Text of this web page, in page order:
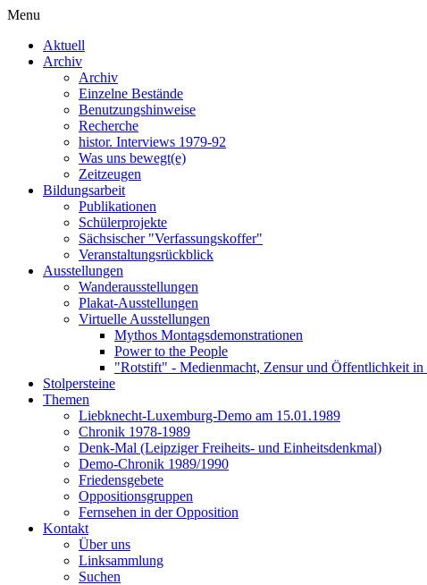
Menu
Aktuell
Archiv
Archiv
Einzelne Bestände
Benutzungshinweise
Recherche
histor. Interviews 1979-92
Was uns bewegt(e)
Zeitzeugen
Bildungsarbeit
Publikationen
Schülerprojekte
Sächsischer "Verfassungskoffer"
Veranstaltungsrückblick
Ausstellungen
Wanderausstellungen
Plakat-Ausstellungen
Virtuelle Ausstellungen
Mythos Montagsdemonstrationen
Power to the People
"Rotstift" - Medienmacht, Zensur und Öffentlichkeit in
Stolpersteine
Themen
Liebknecht-Luxemburg-Demo am 15.01.1989
Chronik 1978-1989
Denk-Mal (Leipziger Freiheits- und Einheitsdenkmal)
Demo-Chronik 1989/1990
Friedensgebete
Oppositionsgruppen
Fernsehen in der Opposition
Kontakt
Über uns
Linksammlung
Suchen